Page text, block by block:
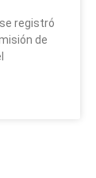
registró
de